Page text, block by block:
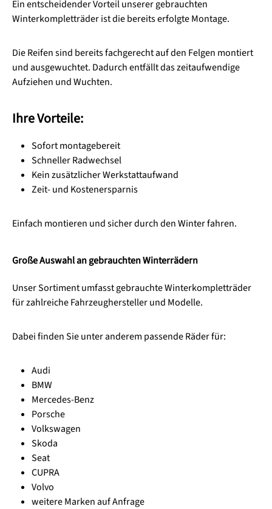
Ein entscheidender Vorteil unserer gebrauchten
Winterkompletträder ist die bereits erfolgte Montage.
Die Reifen sind bereits fachgerecht auf den Felgen montiert
und ausgewuchtet. Dadurch entfällt das zeitaufwendige
Aufziehen und Wuchten.
Ihre Vorteile:
Sofort montagebereit
Schneller Radwechsel
Kein zusätzlicher Werkstattaufwand
Zeit- und Kostenersparnis
Einfach montieren und sicher durch den Winter fahren.
Große Auswahl an gebrauchten Winterrädern
Unser Sortiment umfasst gebrauchte Winterkompletträder
für zahlreiche Fahrzeughersteller und Modelle.
Dabei finden Sie unter anderem passende Räder für:
Audi
BMW
Mercedes-Benz
Porsche
Volkswagen
Skoda
Seat
CUPRA
Volvo
weitere Marken auf Anfrage